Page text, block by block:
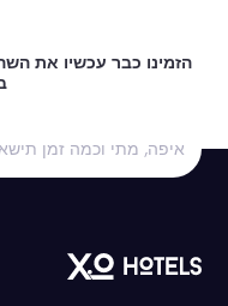
p><\/
Allard